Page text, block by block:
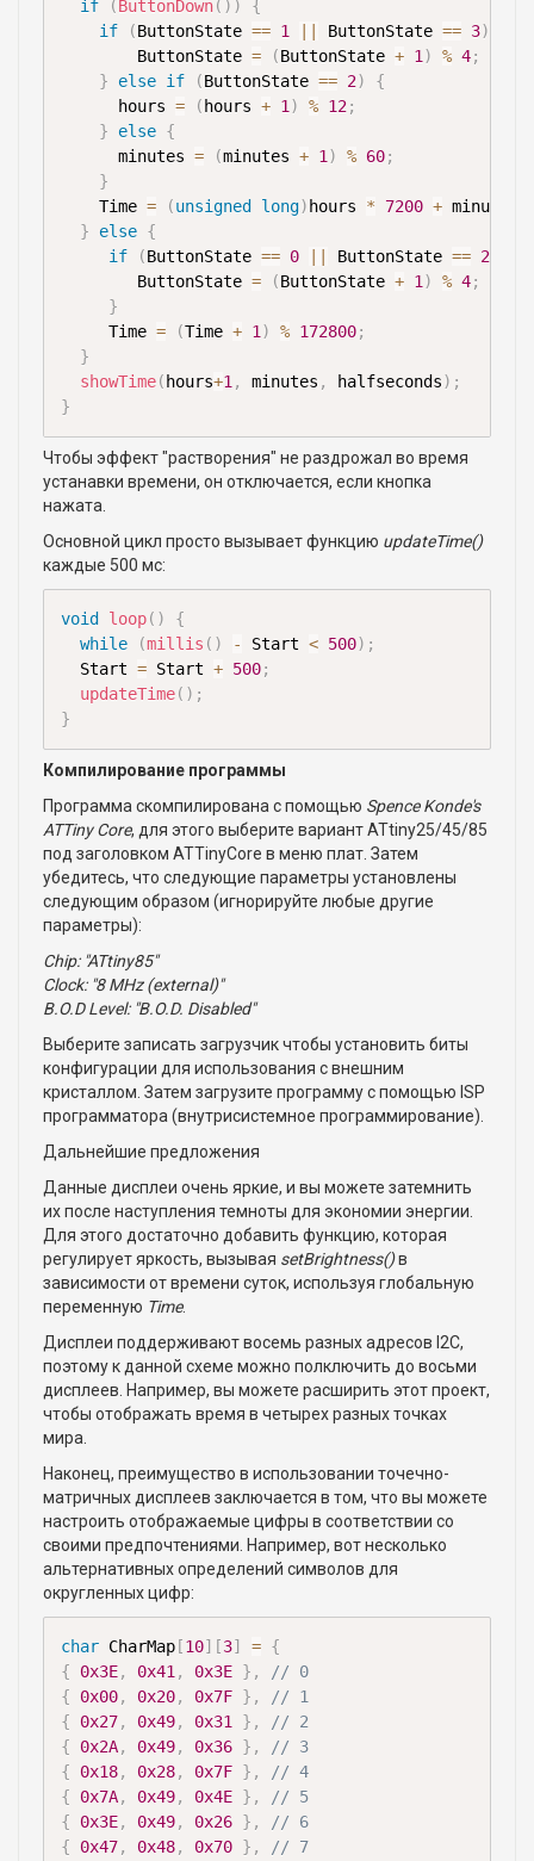
if ( ButtonDown( ) )
{
if
(ButtonState == 1 ButtonState == 3)
        ButtonState
= (ButtonState + 1) % 4;
}
else if (ButtonState == 2)
{
      hours
= ( hours + 1) % 12;
}
else {
      minutes
= (minutes + 1) % 60;
}
    Time
= (unsigned long) hours * 7200 + minutes
}
else {
if
(ButtonState == 0 ButtonState == 2
        ButtonState
= (ButtonState + 1) % 4;
}
     Time
= (Time + 1) % 172800;
}
showTime( hours+1, minutes , halfseconds) ;
}
Чтобы эффект "растворения" не раздрожал во время
устанавки времени, он отключается, если кнопка
нажата.
Основной цикл просто вызывает функцию updateTime()
каждые 500 мс:
void loop( )
{
while
(millis ( ) - Start < 500) ;
  Start
= Start + 500;
updateTime( ) ;
}
Компилирование программы
Программа скомпилирована с помощью Spence Konde's
ATTiny Core, для этого выберите вариант ATtiny25/45/85
под заголовком ATTinyCore в меню плат. Затем
убедитесь, что следующие параметры установлены
следующим образом (игнорируйте любые другие
параметры):
Chip: "ATtiny85"
Clock: "8 MHz (external)"
B.O.D Level: "B.O.D. Disabled"
Выберите записать загрузчик чтобы установить биты
конфигурации для использования с внешним
кристаллом. Затем загрузите программу с помощью ISP
программатора (внутрисистемное программирование).
Дальнейшие предложения
Данные дисплеи очень яркие, и вы можете затемнить
их после наступления темноты для экономии энергии.
Для этого достаточно добавить функцию, которая
регулирует яркость, вызывая setBrightness()в
зависимости от времени суток, используя глобальную
переменную Time.
Дисплеи поддерживают восемь разных адресов I2C,
поэтому к данной схеме можно полключить до восьми
дисплеев. Например, вы можете расширить этот проект,
чтобы отображать время в четырех разных точках
мира.
Наконец, преимущество в использовании точечно-
матричных дисплеев заключается в том, что вы можете
настроить отображаемые цифры в соответствии со
своими предпочтениями. Например, вот несколько
альтернативных определений символов для
округленных цифр:
char CharMap [10] [3] = {
{
0x3E, 0x41, 0x3E } ,
// 0
{
0x00, 0x20, 0x7F } ,
// 1
{
0x27, 0x49, 0x31 } ,
// 2
{
0x2A, 0x49, 0x36 } ,
// 3
{
0x18, 0x28, 0x7F } ,
// 4
{
0x7A, 0x49, 0x4E } ,
// 5
{
0x3E, 0x49, 0x26 } ,
// 6
{
0x47, 0x48, 0x70 } ,
// 7